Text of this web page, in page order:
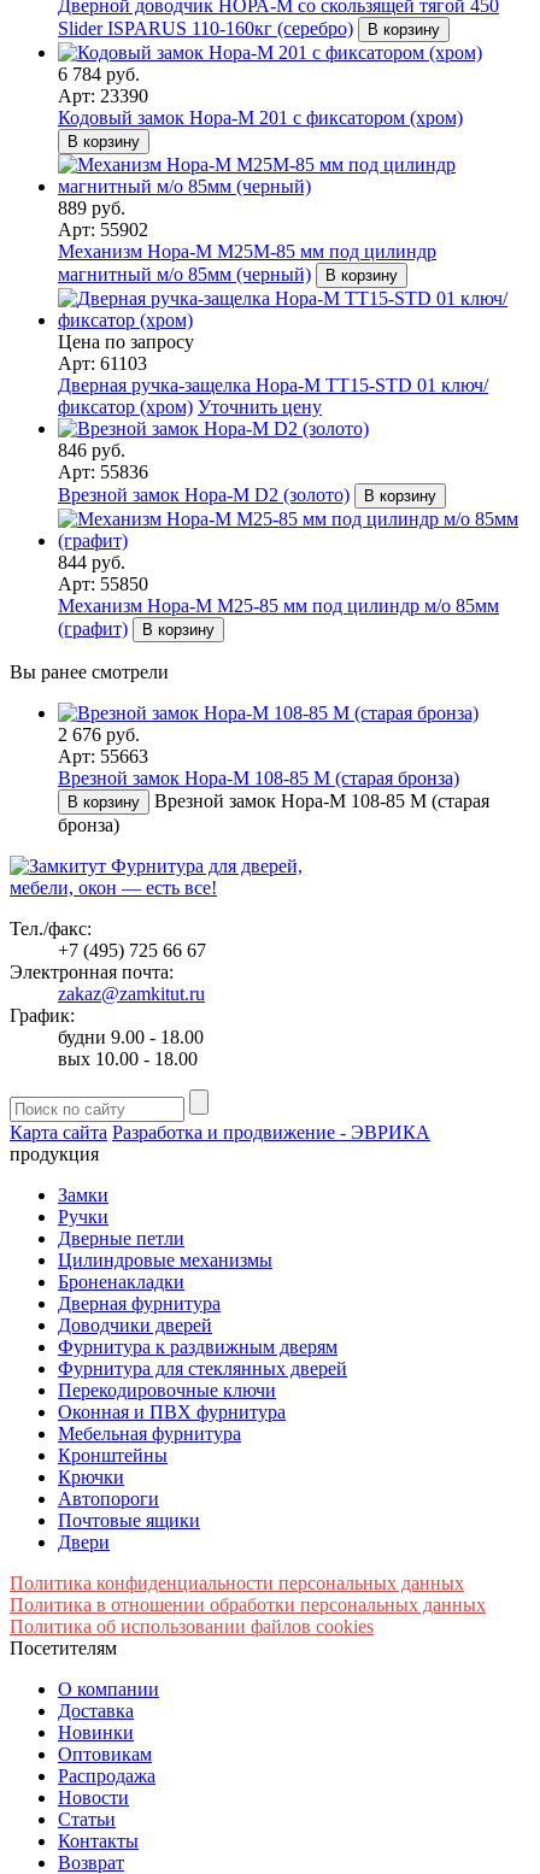
Дверной доводчик НОРА-M со скользящей тягой 450
Slider ISPARUS 110-160кг (серебро)
В корзину
6 784 руб.
Арт: 23390
Кодовый замок Нора-М 201 c фиксатором (хром)
В корзину
889 руб.
Арт: 55902
Механизм Нора-М М25М-85 мм под цилиндр
магнитный м/о 85мм (черный)
В корзину
Цена по запросу
Арт: 61103
Дверная ручка-защелка Нора-М ТТ15-STD 01 ключ/
фиксатор (хром) Уточнить цену
846 руб.
Арт: 55836
Врезной замок Нора-М D2 (золото)
В корзину
844 руб.
Арт: 55850
Механизм Нора-М M25-85 мм под цилиндр м/о 85мм
(графит)
В корзину
Вы ранее смотрели
2 676 руб.
Арт: 55663
Врезной замок Нора-М 108-85 М (старая бронза)
В корзину
Врезной замок Нора-М 108-85 М (старая
бронза)
Фурнитура для дверей,
мебели, окон — есть все!
Тел./факс:
+7 (495) 725 66 67
Электронная почта:
zakaz@zamkitut.ru
График:
будни 9.00 - 18.00
вых 10.00 - 18.00
Карта сайта Разработка и продвижение - ЭВРИКА
продукция
Замки
Ручки
Дверные петли
Цилиндровые механизмы
Броненакладки
Дверная фурнитура
Доводчики дверей
Фурнитура к раздвижным дверям
Фурнитура для стеклянных дверей
Перекодировочные ключи
Оконная и ПВХ фурнитура
Мебельная фурнитура
Кронштейны
Крючки
Автопороги
Почтовые ящики
Двери
Политика конфиденциальности персональных данных
Политика в отношении обработки персональных данных
Политика об использовании файлов cookies
Посетителям
О компании
Доставка
Новинки
Оптовикам
Распродажа
Новости
Статьи
Контакты
Возврат